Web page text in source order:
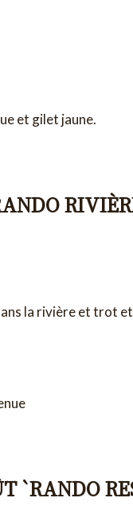
et gilet jaune.
la rivière et trot
`RANDO